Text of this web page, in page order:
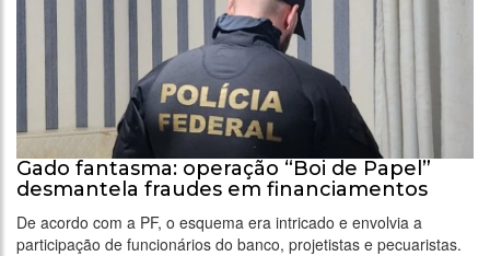
Gado fantasma: operação “Boi de Papel”
desmantela fraudes em financiamentos
De acordo com a PF, o esquema era intricado e envolvia a
participação de funcionários do banco, projetistas e pecuaristas.